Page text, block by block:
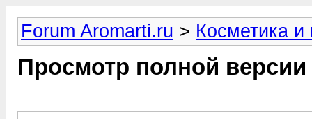
Forum Aromarti.ru > Косметика
Просмотр полной